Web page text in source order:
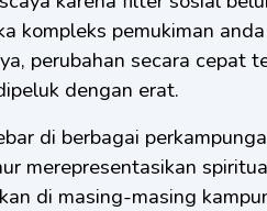
kompleks pemukiman
perubahan secara cepat
dengan erat.
di berbagai
merepresentasikan
di masing-masing